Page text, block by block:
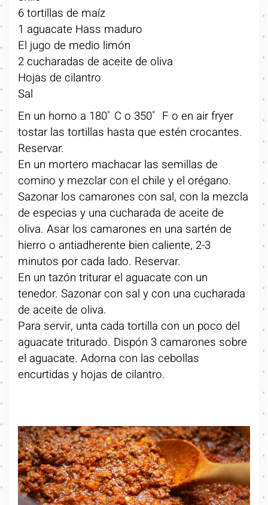
6 tortillas de maíz
1 aguacate Hass maduro
El jugo de medio limón
2 cucharadas de aceite de oliva
Hojas de cilantro
Sal
En un horno a 180˚ C o 350˚ F o en air fryer
tostar las tortillas hasta que estén crocantes.
Reservar.
En un mortero machacar las semillas de
comino y mezclar con el chile y el orégano.
Sazonar los camarones con sal, con la mezcla
de especias y una cucharada de aceite de
oliva. Asar los camarones en una sartén de
hierro o antiadherente bien caliente, 2-3
minutos por cada lado. Reservar.
En un tazón triturar el aguacate con un
tenedor. Sazonar con sal y con una cucharada
de aceite de oliva.
Para servir, unta cada tortilla con un poco del
aguacate triturado. Dispón 3 camarones sobre
el aguacate. Adorna con las cebollas
encurtidas y hojas de cilantro.